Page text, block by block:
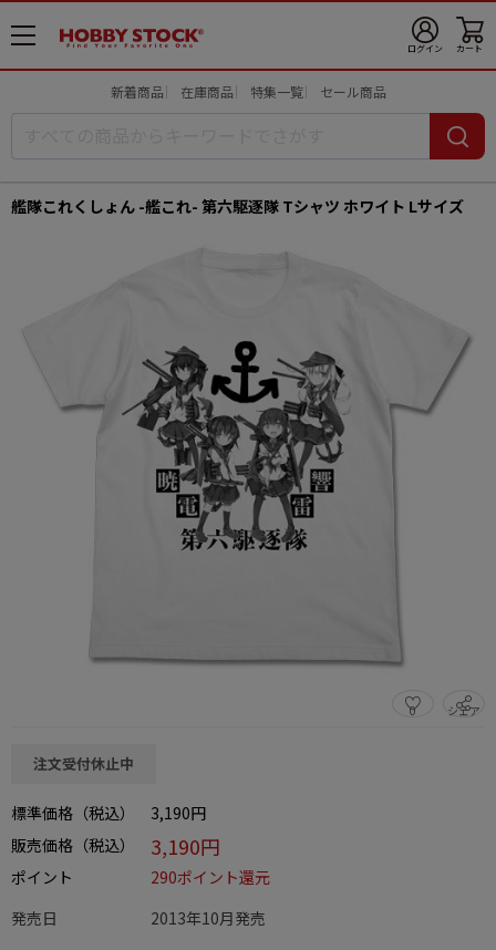
メ
ニ
ログイン カート
新着商品 在庫商品 特集一覧 セール商品
艦隊これくしょん -艦これ- 第六駆逐隊 Tシャツ ホワイト Lサイズ
0 シェア
この商品をシェアする
注文受付休止中
標準価格（税込）
3,190円
販売価格（税込）
3,190円
ポイント
290ポイント還元
発売日
2013年10月発売